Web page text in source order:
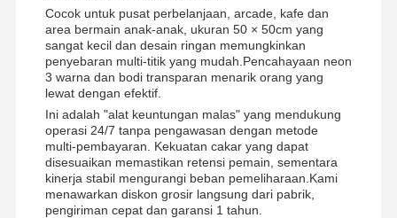
Cocok untuk pusat perbelanjaan, arcade, kafe dan
area bermain anak-anak, ukuran 50 × 50cm yang
sangat kecil dan desain ringan memungkinkan
penyebaran multi-titik yang mudah.Pencahayaan neon
3 warna dan bodi transparan menarik orang yang
lewat dengan efektif.
Ini adalah "alat keuntungan malas" yang mendukung
operasi 24/7 tanpa pengawasan dengan metode
multi-pembayaran. Kekuatan cakar yang dapat
disesuaikan memastikan retensi pemain, sementara
kinerja stabil mengurangi beban pemeliharaan.Kami
menawarkan diskon grosir langsung dari pabrik,
pengiriman cepat dan garansi 1 tahun.